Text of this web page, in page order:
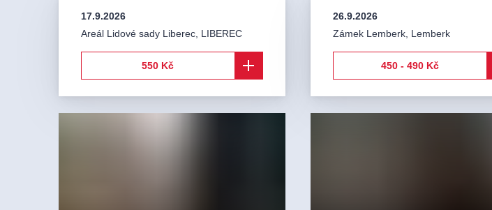
17.9.2026
Areál Lidové sady Liberec, LIBEREC
550 Kč
26.9.2026
Zámek Lemberk, Lemberk
450 - 490 Kč